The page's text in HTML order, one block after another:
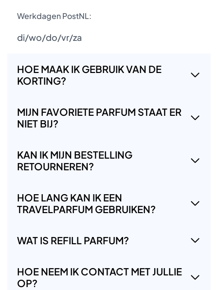
Werkdagen PostNL:
di/wo/do/vr/za
HOE MAAK IK GEBRUIK VAN DE
KORTING?
MIJN FAVORIETE PARFUM STAAT ER
NIET BIJ?
KAN IK MIJN BESTELLING
RETOURNEREN?
HOE LANG KAN IK EEN
TRAVELPARFUM GEBRUIKEN?
WAT IS REFILL PARFUM?
HOE NEEM IK CONTACT MET JULLIE
OP?